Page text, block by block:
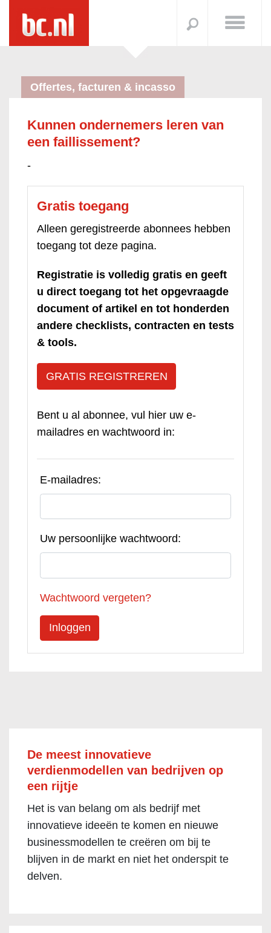
Offertes, facturen & incasso
Kunnen ondernemers leren van
een faillissement?
-
Gratis toegang
Alleen geregistreerde abonnees hebben
toegang tot deze pagina.
Registratie is volledig gratis en geeft
u direct toegang tot het opgevraagde
document of artikel en tot honderden
andere checklists, contracten en tests
& tools.
GRATIS REGISTREREN
Bent u al abonnee, vul hier uw e-
mailadres en wachtwoord in:
E-mailadres:
Uw persoonlijke wachtwoord:
Wachtwoord vergeten?
De meest innovatieve
verdienmodellen van bedrijven op
een rijtje
Het is van belang om als bedrijf met
innovatieve ideeën te komen en nieuwe
businessmodellen te creëren om bij te
blijven in de markt en niet het onderspit te
delven.